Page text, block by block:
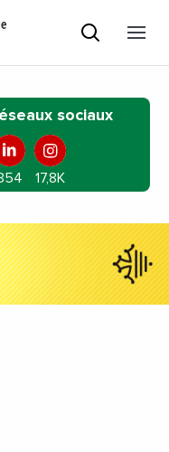
sociaux
17,8K